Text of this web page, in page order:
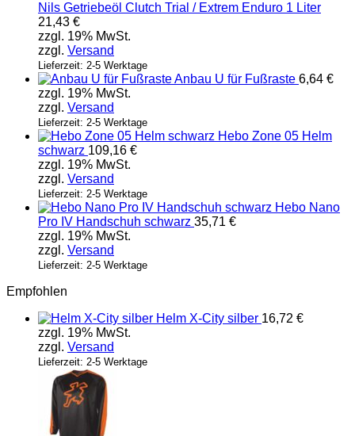
Nils Getriebeöl Clutch Trial / Extrem Enduro 1 Liter
21,43 €
zzgl. 19% MwSt.
zzgl. Versand
Lieferzeit: 2-5 Werktage
Anbau U für Fußraste 6,64 €
zzgl. 19% MwSt.
zzgl. Versand
Lieferzeit: 2-5 Werktage
Hebo Zone 05 Helm
schwarz 109,16 €
zzgl. 19% MwSt.
zzgl. Versand
Lieferzeit: 2-5 Werktage
Hebo Nano
Pro IV Handschuh schwarz 35,71 €
zzgl. 19% MwSt.
zzgl. Versand
Lieferzeit: 2-5 Werktage
Empfohlen
Helm X-City silber 16,72 €
zzgl. 19% MwSt.
zzgl. Versand
Lieferzeit: 2-5 Werktage